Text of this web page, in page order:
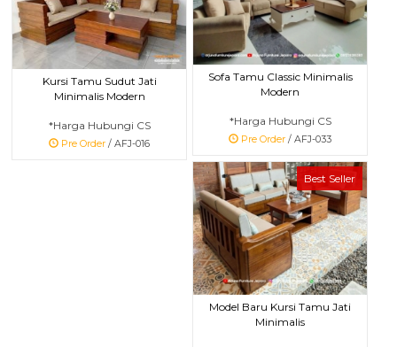
Kursi Tamu Sudut Jati
Minimalis Modern
*Harga Hubungi CS
Pre Order / AFJ-016
Sofa Tamu Classic Minimalis
Modern
*Harga Hubungi CS
Pre Order / AFJ-033
Best Seller
Model Baru Kursi Tamu Jati
Minimalis